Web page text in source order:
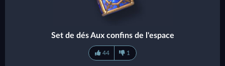
Set de dés Aux confins de l'espace
44 1